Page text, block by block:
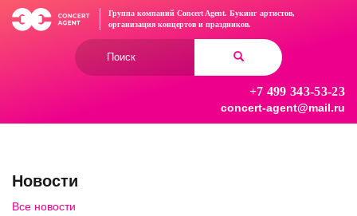
Перейти
Группа компаний Concert Agent. Букинг артистов,
организация концертов и праздников.
+7 499 343-53-23
concert-agent@mail.ru
Новости
Все новости